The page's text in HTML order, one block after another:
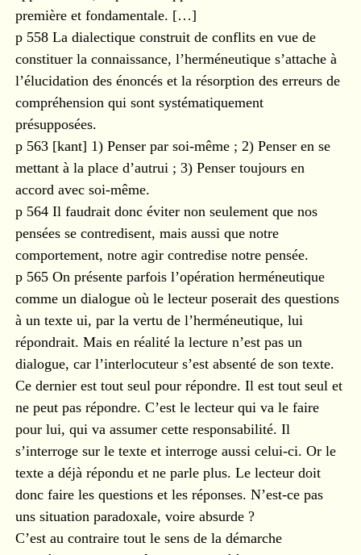
première et fondamentale. […]
p 558 La dialectique construit de conflits en vue de
constituer la connaissance, l’herméneutique s’attache à
l’élucidation des énoncés et la résorption des erreurs de
compréhension qui sont systématiquement
présupposées.
p 563 [kant] 1) Penser par soi-même ; 2) Penser en se
mettant à la place d’autrui ; 3) Penser toujours en
accord avec soi-même.
p 564 Il faudrait donc éviter non seulement que nos
pensées se contredisent, mais aussi que notre
comportement, notre agir contredise notre pensée.
p 565 On présente parfois l’opération herméneutique
comme un dialogue où le lecteur poserait des questions
à un texte ui, par la vertu de l’herméneutique, lui
répondrait. Mais en réalité la lecture n’est pas un
dialogue, car l’interlocuteur s’est absenté de son texte.
Ce dernier est tout seul pour répondre. Il est tout seul et
ne peut pas répondre. C’est le lecteur qui va le faire
pour lui, qui va assumer cette responsabilité. Il
s’interroge sur le texte et interroge aussi celui-ci. Or le
texte a déjà répondu et ne parle plus. Le lecteur doit
donc faire les questions et les réponses. N’est-ce pas
uns situation paradoxale, voire absurde ?
C’est au contraire tout le sens de la démarche